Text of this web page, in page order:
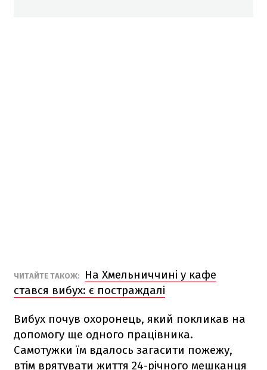
ЧИТАЙТЕ ТАКОЖ:
На Хмельниччині у кафе
стався вибух: є постраждалі
Вибух почув охоронець, який покликав на
допомогу ще одного працівника.
Самотужки їм вдалось загасити пожежу,
втім врятувати життя 24-річного мешканця